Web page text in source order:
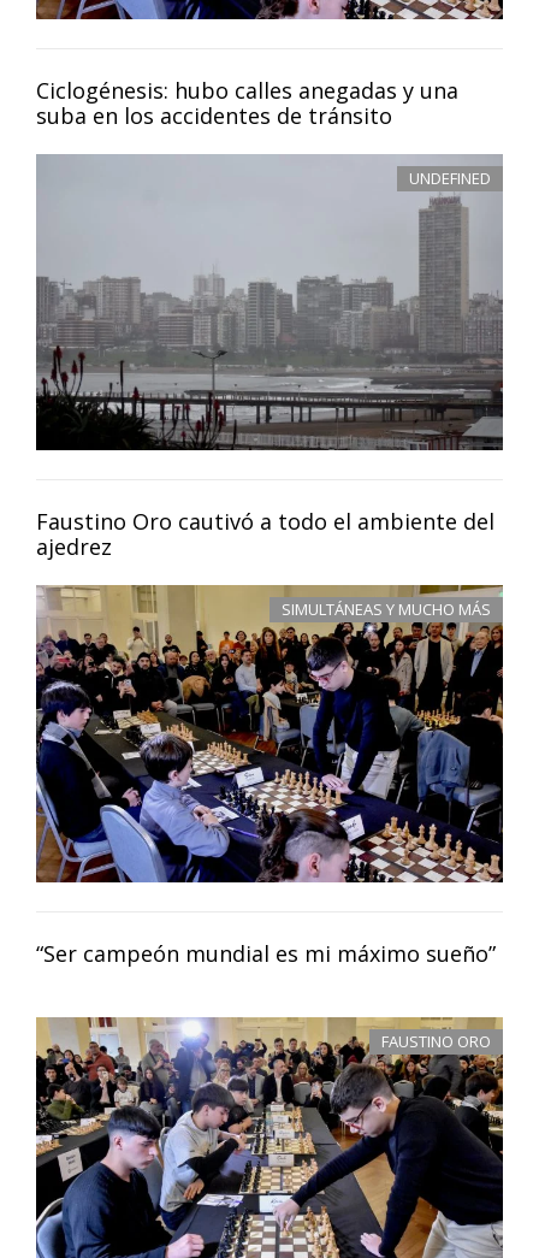
Ciclogénesis: hubo calles anegadas y una
suba en los accidentes de tránsito
UNDEFINED
Faustino Oro cautivó a todo el ambiente del
ajedrez
SIMULTÁNEAS Y MUCHO MÁS
“Ser campeón mundial es mi máximo sueño”
FAUSTINO ORO